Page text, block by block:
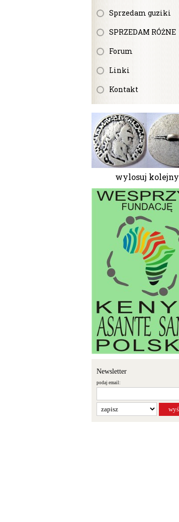
Sprzedam guziki
SPRZEDAM RÓŻNE
Forum
Linki
Kontakt
wylosuj kolejny
Newsletter
podaj email: